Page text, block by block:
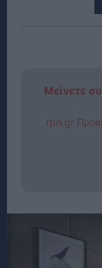
Μείνετε
rpn.gr